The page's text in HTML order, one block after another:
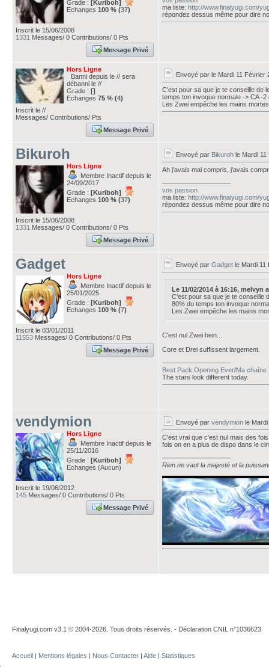
Grade : [Kuriboh]
Echanges 100 % (37)
Inscrit le 15/06/2008
1331 Messages/ 0 Contributions/ 0 Pts
Message Privé
ma liste: http://www.finalyugi.com/
répondez dessus même pour dire
Hors Ligne
Banni depuis le // sera
débanni le //
Grade : []
Echanges 75 % (4)
Inscrit le //
Messages/ Contributions/ Pts
Message Privé
Envoyé par le Mardi 11 Février
C'est pour sa que je te conseille de
temps ton invoque normale -> CA -
Les Zwei empêche les mains
Bikuroh
Hors Ligne
Membre Inactif depuis le
24/09/2017
Grade : [Kuriboh]
Echanges 100 % (37)
Inscrit le 15/06/2008
1331 Messages/ 0 Contributions/ 0 Pts
Message Privé
Envoyé par Bikuroh le Mardi
Ah j'avais mal compris, j'avais
vos passion
ma liste: http://www.finalyugi.com/
répondez dessus même pour dire
Gadget
Hors Ligne
Membre Inactif depuis le
25/01/2025
Grade : [Kuriboh]
Echanges 100 % (7)
Inscrit le 03/01/2011
11553 Messages/ 0 Contributions/ 0 Pts
Message Privé
Envoyé par Gadget le Mardi 11
Le 11/02/2014 à 16:16, melvyn
C'est pour sa que je te conseille
80% du temps ton invoque
Les Zwei empêche les mains
C'est nul Zwei hein...
Core et Drei suffissent largement.
Best Pack Opening Ever/Ma chaîne
The stars look different today.
vendymion
Hors Ligne
Membre Inactif depuis le
25/11/2016
Grade : [Kuriboh]
Echanges (Aucun)
Inscrit le 19/06/2012
145 Messages/ 0 Contributions/ 0 Pts
Message Privé
Envoyé par vendymion le
C'est vrai que c'est nul mais des
fois on en a plus de dispo dans le
Rien ne vaut la majesté et la
Finalyugi.com v3.1 © 2004-2026. Tous droits réservés. - Déclaration CNIL n°1036623
Accueil | Mentions légales | Nous Contacter | Aide | Statistiques